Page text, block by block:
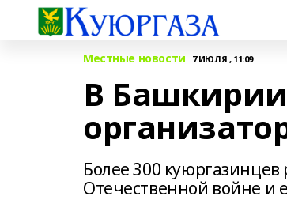
Местные новости 7 ИЮЛЯ , 11:09
В
Более 300
Отечественной войне и